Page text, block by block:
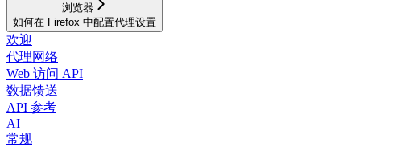
浏览器
如何在 Firefox 中配置代理设置
欢迎
代理网络
Web 访问 API
数据馈送
API 参考
AI
常规